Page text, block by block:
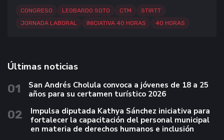
CONGRESO LEOBARDO SOTO CTM
STIRTT
JORNADA LABORAL
INICIATIVA 40 HORAS 40 HORAS
Últimas noticias
01
San Andrés Cholula convoca a jóvenes de 18 a 25
años para su certamen turístico 2026
02
Impulsa diputada Kathya Sánchez iniciativa para
fortalecer la capacitación del personal municipal
en materia de derechos humanos e inclusión